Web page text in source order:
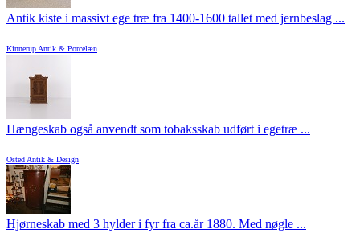
Antik kiste i massivt ege træ fra 1400-1600 tallet med jernbeslag ...
Kinnerup Antik & Porcelæn
Hængeskab også anvendt som tobaksskab udført i egetræ ...
Osted Antik & Design
Hjørneskab med 3 hylder i fyr fra ca.år 1880. Med nøgle ...